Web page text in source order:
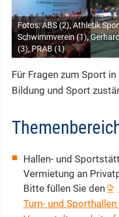
Fotos: ABS (2), Athletik
Schwimmverein (1),
(3), PRAB (1)
Für Fragen zum Sport
Bildung und Sport
Hallen- und
Vermietung an
Bitte füllen Sie den
Turn- und